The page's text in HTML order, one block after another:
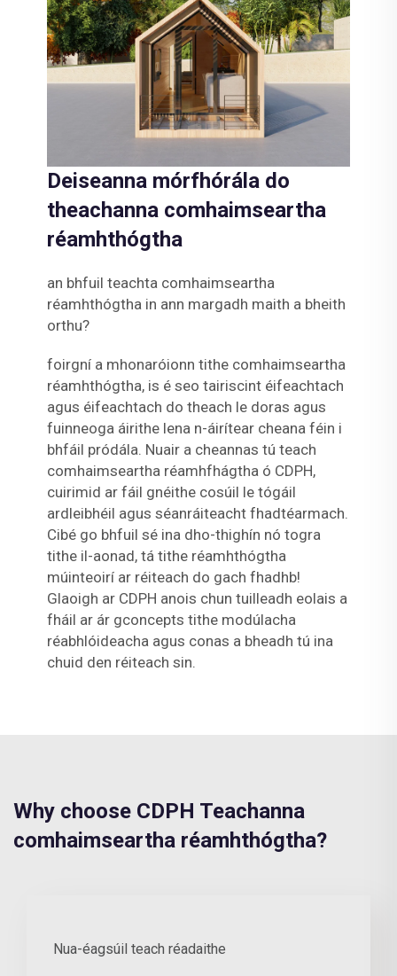
Deiseanna mórfhórála do
theachanna comhaimseartha
réamhthógtha
an bhfuil teachta comhaimseartha
réamhthógtha in ann margadh maith a bheith
orthu?
foirgní a mhonaróionn tithe comhaimseartha
réamhthógtha, is é seo tairiscint éifeachtach
agus éifeachtach do theach le doras agus
fuinneoga áirithe lena n-áirítear cheana féin i
bhfáil pródála. Nuair a cheannas tú teach
comhaimseartha réamhfhágtha ó CDPH,
cuirimid ar fáil gnéithe cosúil le tógáil
ardleibhéil agus séanráiteacht fhadtéarmach.
Cibé go bhfuil sé ina dho-thighín nó togra
tithe il-aonad, tá tithe réamhthógtha
múinteoirí ar réiteach do gach fhadhb!
Glaoigh ar CDPH anois chun tuilleadh eolais a
fháil ar ár gconcepts tithe modúlacha
réabhlóideacha agus conas a bheadh tú ina
chuid den réiteach sin.
Why choose CDPH Teachanna
comhaimseartha réamhthógtha?
Nua-éagsúil teach réadaithe